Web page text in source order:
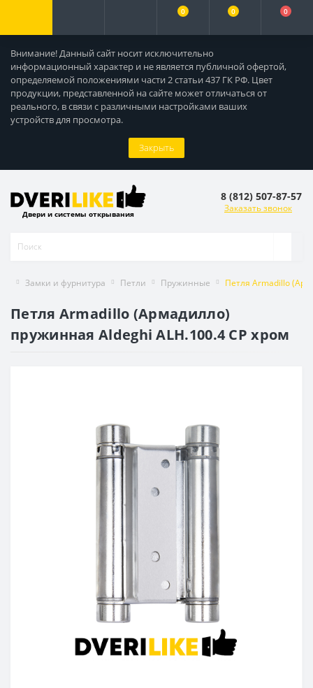
Внимание! Данный сайт носит исключительно
информационный характер и не является публичной офертой,
определяемой положениями части 2 статьи 437 ГК РФ. Цвет
продукции, представленной на сайте может отличаться от
реального, в связи с различными настройками ваших
устройств для просмотра.
Закрыть
0 0 0
Двери и системы открывания
8 (812) 507-87-57
Заказать звонок
Замки и фурнитура Петли Пружинные Петля Armadillo
Петля Armadillo (Армадилло)
пружинная Aldeghi ALH.100.4 CP хром